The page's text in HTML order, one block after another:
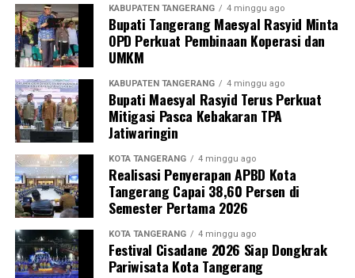
KABUPATEN TANGERANG 4 minggu ago
Bupati Tangerang Maesyal Rasyid Minta
OPD Perkuat Pembinaan Koperasi dan
UMKM
KABUPATEN TANGERANG 4 minggu ago
Bupati Maesyal Rasyid Terus Perkuat
Mitigasi Pasca Kebakaran TPA
Jatiwaringin
KOTA TANGERANG 4 minggu ago
Realisasi Penyerapan APBD Kota
Tangerang Capai 38,60 Persen di
Semester Pertama 2026
KOTA TANGERANG 4 minggu ago
Festival Cisadane 2026 Siap Dongkrak
Pariwisata Kota Tangerang